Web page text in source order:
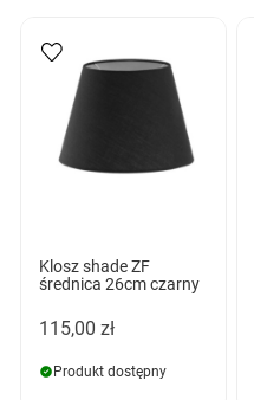
Klosz shade ZF
średnica 26cm czarny
115,00 zł
Produkt dostępny